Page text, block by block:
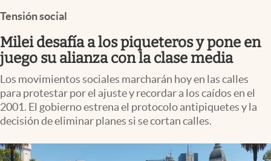
Uruguay
Mercados Online
Negocios
Columnistas
Apertura
Clase
Tensión social
Milei desafía a los piqueteros y pone en
juego su alianza con la clase media
Los movimientos sociales marcharán hoy en las calles
para protestar por el ajuste y recordar a los caídos en el
2001. El gobierno estrena el protocolo antipiquetes y la
decisión de eliminar planes si se cortan calles.